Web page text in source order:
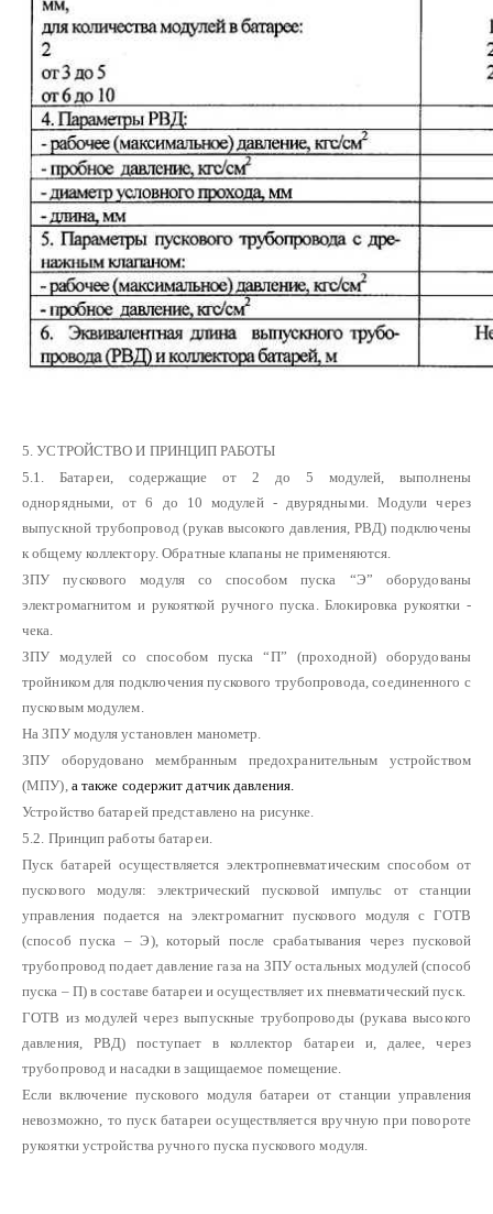
5. УСТРОЙСТВО И ПРИНЦИП РАБОТЫ
5.1. Батареи, содержащие от 2 до 5 модулей, выполнены
однорядными, от 6 до 10 модулей - двурядными. Модули через
выпускной трубопровод (рукав высокого давления, РВД) подключены
к общему коллектору. Обратные клапаны не применяются.
ЗПУ пускового модуля со способом пуска “Э” оборудованы
электромагнитом и рукояткой ручного пуска. Блокировка рукоятки -
чека.
ЗПУ модулей со способом пуска “П” (проходной) оборудованы
тройником для подключения пускового трубопровода, соединенного с
пусковым модулем.
На ЗПУ модуля установлен манометр.
ЗПУ оборудовано мембранным предохранительным устройством
(МПУ), а также содержит датчик давления.
Устройство батарей представлено на рисунке.
5.2. Принцип работы батареи.
Пуск батарей осуществляется электропневматическим способом от
пускового модуля: электрический пусковой импульс от станции
управления подается на электромагнит пускового модуля с ГОТВ
(способ пуска – Э), который после срабатывания через пусковой
трубопровод подает давление газа на ЗПУ остальных модулей (способ
пуска – П) в составе батареи и осуществляет их пневматический пуск.
ГОТВ из модулей через выпускные трубопроводы (рукава высокого
давления, РВД) поступает в коллектор батареи и, далее, через
трубопровод и насадки в защищаемое помещение.
Если включение пускового модуля батареи от станции управления
невозможно, то пуск батареи осуществляется вручную при повороте
рукоятки устройства ручного пуска пускового модуля.